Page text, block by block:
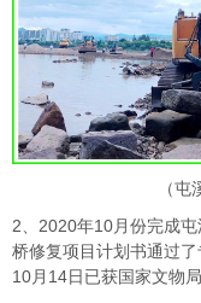
（
2、2020年10月份完成
桥修复项目计划书通过
10月14日已获国家文物